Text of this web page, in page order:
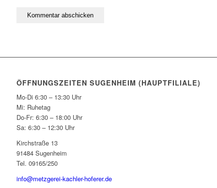
ÖFFNUNGSZEITEN SUGENHEIM (HAUPTFILIALE)
Mo-Di 6:30 – 13:30 Uhr
Mi: Ruhetag
Do-Fr: 6:30 – 18:00 Uhr
Sa: 6:30 – 12:30 Uhr
Kirchstraße 13
91484 Sugenheim
Tel. 09165/250
info@metzgerei-kachler-hoferer.de